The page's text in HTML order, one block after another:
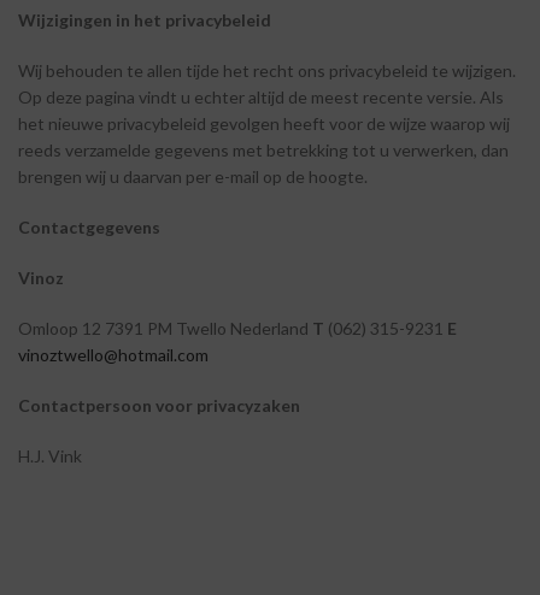
Wijzigingen in het privacybeleid
Wij behouden te allen tijde het recht ons privacybeleid te wijzigen.
Op deze pagina vindt u echter altijd de meest recente versie. Als
het nieuwe privacybeleid gevolgen heeft voor de wijze waarop wij
reeds verzamelde gegevens met betrekking tot u verwerken, dan
brengen wij u daarvan per e-mail op de hoogte.
Contactgegevens
Vinoz
Omloop 12 7391 PM Twello Nederland T (062) 315-9231 E
vinoztwello@hotmail.com
Contactpersoon voor privacyzaken
H.J. Vink